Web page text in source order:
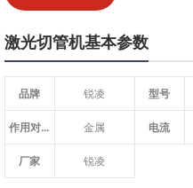
激光切管机基本参数
品牌 锐凌 型号
作用对象 金属 电流
厂家 锐凌